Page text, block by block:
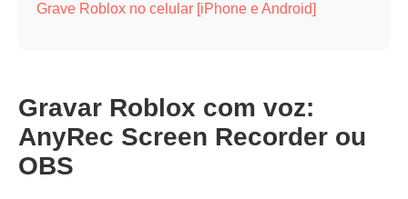
Grave Roblox no celular [iPhone e Android]
Gravar Roblox com voz:
AnyRec Screen Recorder ou
OBS